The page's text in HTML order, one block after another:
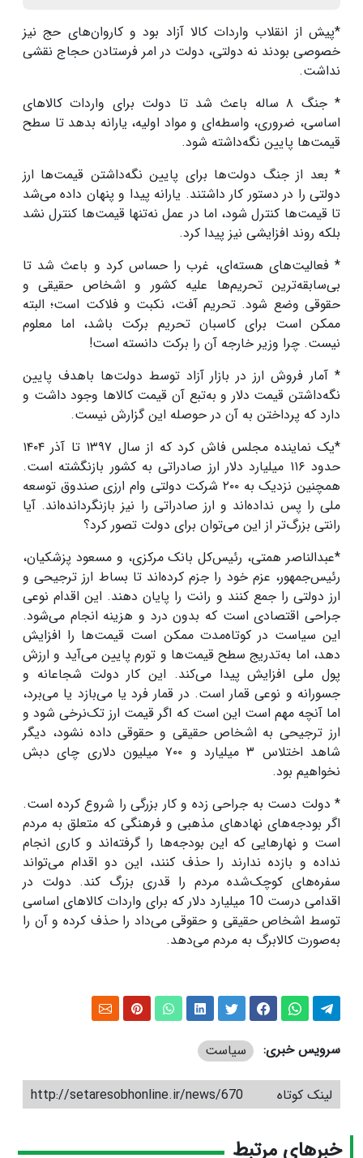
*پیش از انقلاب واردات کالا آزاد بود و کاروان‌های حج نیز
خصوصی بودند نه دولتی، دولت در امر فرستادن حجاج نقشی
نداشت.
* جنگ ۸ ساله باعث شد تا دولت برای واردات کالاهای
اساسی، ضروری، واسطه‌ای و مواد اولیه، یارانه بدهد تا سطح
قیمت‌ها پایین نگه‌داشته شود.
* بعد از جنگ دولت‌ها برای پایین نگه‌داشتن قیمت‌ها ارز
دولتی را در دستور کار داشتند. یارانه پیدا و پنهان داده می‌شد
تا قیمت‌ها کنترل شود، اما در عمل نه‌تنها قیمت‌ها کنترل نشد
بلکه روند افزایشی نیز پیدا کرد.
* فعالیت‌های هسته‌ای، غرب را حساس کرد و باعث شد تا
بی‌سابقه‌ترین تحریم‌ها علیه کشور و اشخاص حقیقی و
حقوقی وضع شود. تحریم آفت، نکبت و فلاکت است؛ البته
ممکن است برای کاسبان تحریم برکت باشد، اما معلوم
نیست. چرا وزیر خارجه آن را برکت دانسته است!
* آمار فروش ارز در بازار آزاد توسط دولت‌ها باهدف پایین
نگه‌داشتن قیمت دلار و به‌تبع آن قیمت کالاها وجود داشت و
دارد که پرداختن به آن در حوصله این گزارش نیست.
*یک نماینده مجلس فاش کرد که از سال ۱۳۹۷ تا آذر ۱۴۰۴
حدود ۱۱۶ میلیارد دلار ارز صادراتی به کشور بازنگشته است.
همچنین نزدیک به ۲۰۰ شرکت دولتی وام ارزی صندوق توسعه
ملی را پس نداده‌اند و ارز صادراتی را نیز بازنگردانده‌اند. آیا
رانتی بزرگ‌تر از این می‌توان برای دولت تصور کرد؟
*عبدالناصر همتی، رئیس‌کل بانک مرکزی، و مسعود پزشکیان،
رئیس‌جمهور، عزم خود را جزم کرده‌اند تا بساط ارز ترجیحی و
ارز دولتی را جمع کنند و رانت را پایان دهند. این اقدام نوعی
جراحی اقتصادی است که بدون درد و هزینه انجام می‌شود.
این سیاست در کوتاه‌مدت ممکن است قیمت‌ها را افزایش
دهد، اما به‌تدریج سطح قیمت‌ها و تورم پایین می‌آید و ارزش
پول ملی افزایش پیدا می‌کند. این کار دولت شجاعانه و
جسورانه و نوعی قمار است. در قمار فرد یا می‌بازد یا می‌برد،
اما آنچه مهم است این است که اگر قیمت ارز تک‌نرخی شود و
ارز ترجیحی به اشخاص حقیقی و حقوقی داده نشود، دیگر
شاهد اختلاس ۳ میلیارد و ۷۰۰ میلیون دلاری چای دبش
نخواهیم بود.
* دولت دست به جراحی زده و کار بزرگی را شروع کرده است.
اگر بودجه‌های نهادهای مذهبی و فرهنگی که متعلق به مردم
است و نهارهایی که این بودجه‌ها را گرفته‌اند و کاری انجام
نداده و بازده ندارند را حذف کنند، این دو اقدام می‌تواند
سفره‌های کوچک‌شده مردم را قدری بزرگ کند. دولت در
اقدامی درست 10 میلیارد دلار که برای واردات کالاهای اساسی
توسط اشخاص حقیقی و حقوقی می‌داد را حذف کرده و آن را
به‌صورت کالابرگ به مردم می‌دهد.
سرویس خبری: سیاست
لینک کوتاه http://setaresobhonline.ir/news/670
خبرهای مرتبط